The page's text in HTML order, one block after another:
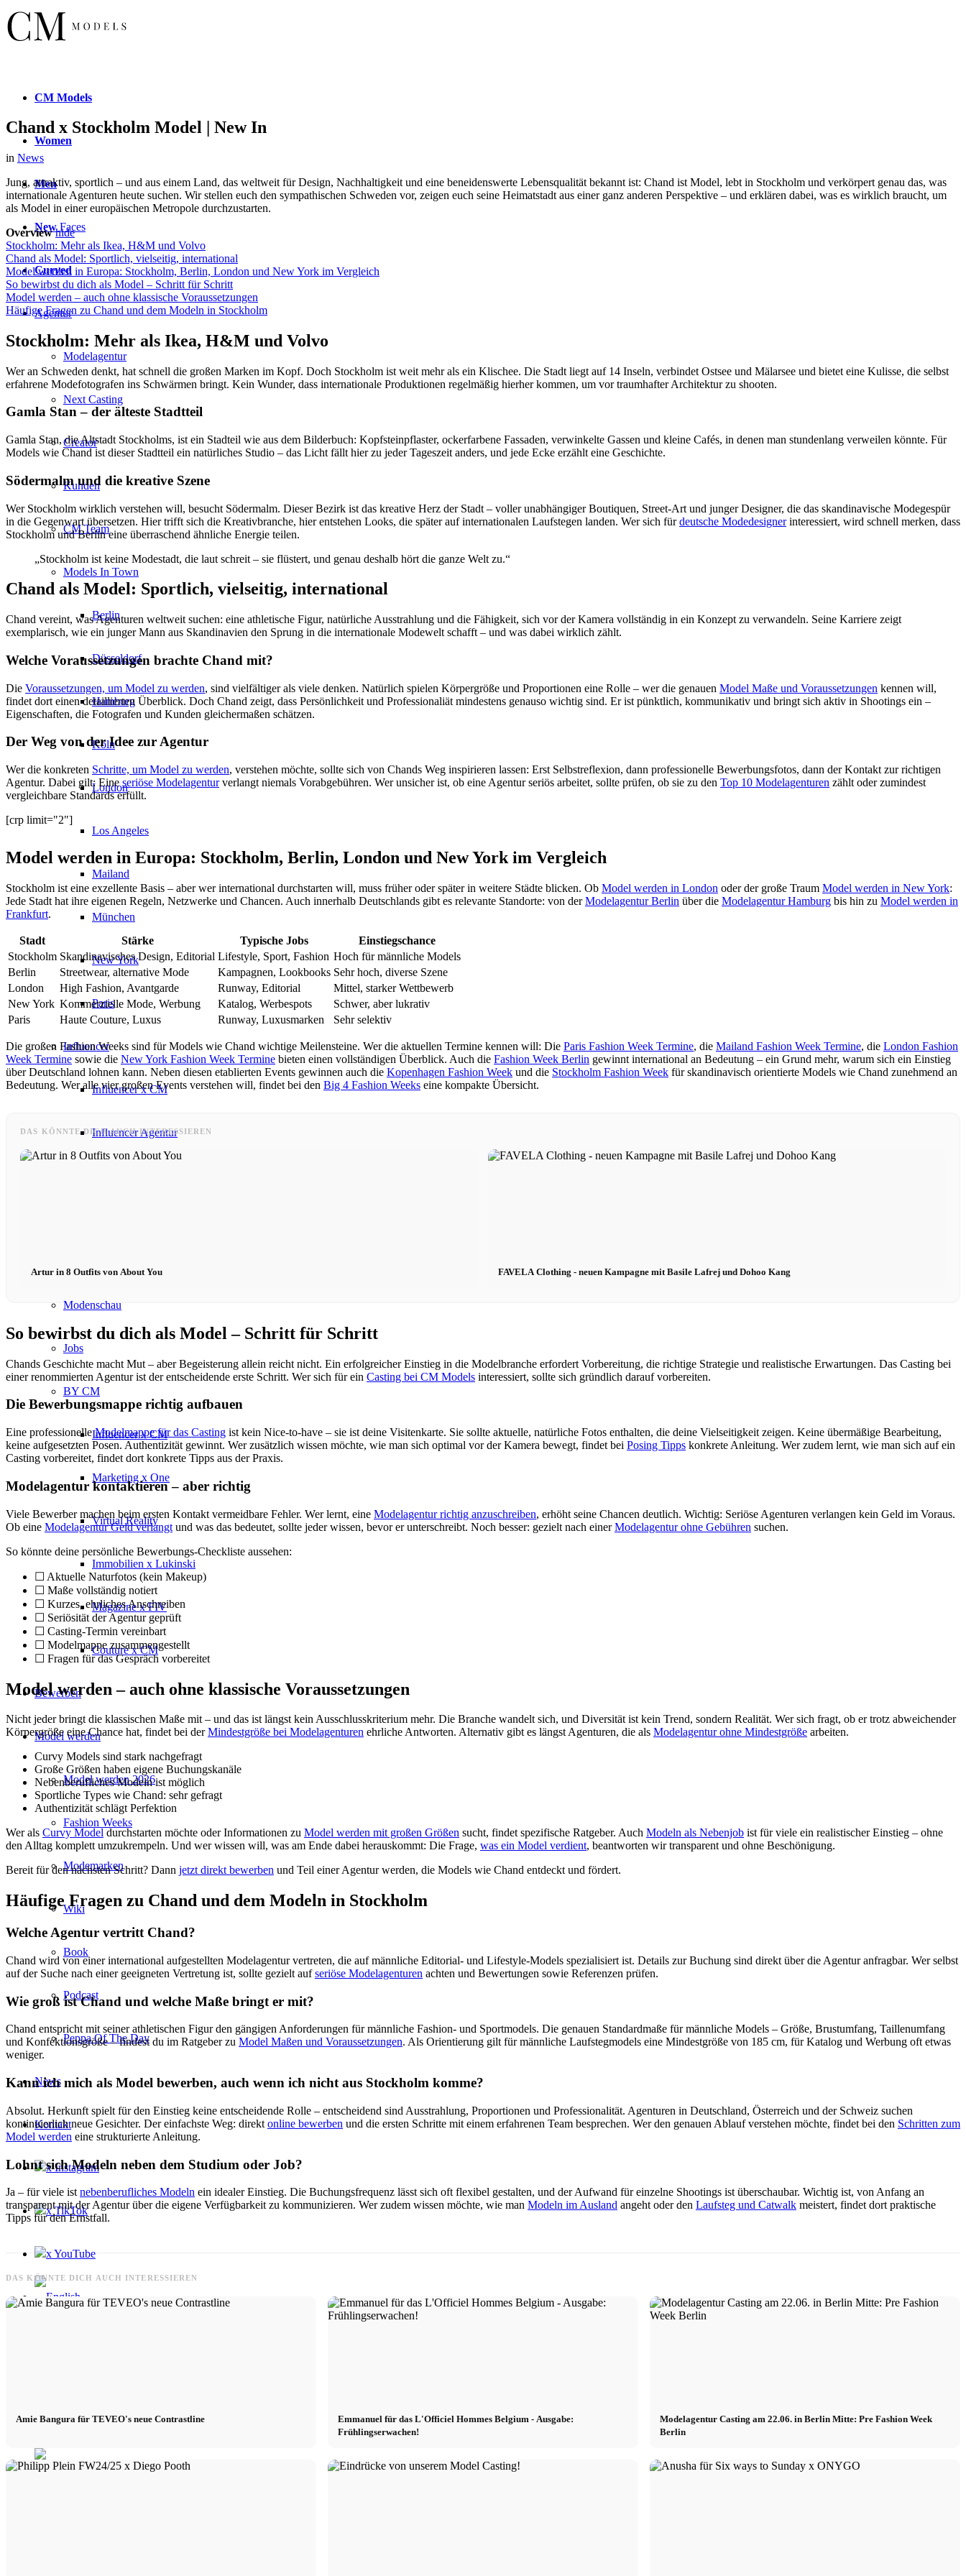
CM Models
Women
Men
NewFaces
Curved
Agentur
Modelagentur
Next Casting
Creator
Kunden
CM Team
Models In Town
Berlin
Düsseldorf
Hamburg
Köln
London
Los Angeles
Mailand
München
New York
Paris
Influencer
Influencer x CM
Influencer Agentur
Modenschau
Jobs
BY CM
Influencer x CM
Marketing x One
Virtual Reality
Immobilien x Lukinski
Magazine x FIV
Couture x CM
Bewerben
Model werden
Model werden 2026
Fashion Weeks
Modemarken
Wiki
Book
Podcast
Peppa Of The Day
News
Kontakt
x Instagram
x TikTok
x YouTube
Chand x Stockholm Model | New In
in News
Jung, attraktiv, sportlich – und aus einem Land, das weltweit für Design, Nachhaltigkeit und eine beneidenswerte Lebensqualität bekannt ist: Chand ist Model, lebt in Stockholm und verkörpert genau das, was
internationale Agenturen heute suchen. Wir stellen euch den sympathischen Schweden vor, zeigen euch seine Heimatstadt aus einer ganz anderen Perspektive – und erklären dabei, was es wirklich braucht, um
als Model in einer europäischen Metropole durchzustarten.
Overview hide
Stockholm: Mehr als Ikea, H&M und Volvo
Chand als Model: Sportlich, vielseitig, international
Model werden in Europa: Stockholm, Berlin, London und New York im Vergleich
So bewirbst du dich als Model – Schritt für Schritt
Model werden – auch ohne klassische Voraussetzungen
Häufige Fragen zu Chand und dem Modeln in Stockholm
Stockholm: Mehr als Ikea, H&M und Volvo
Wer an Schweden denkt, hat schnell die großen Marken im Kopf. Doch Stockholm ist weit mehr als ein Klischee. Die Stadt liegt auf 14 Inseln, verbindet Ostsee und Mälarsee und bietet eine Kulisse, die selbst
erfahrene Modefotografen ins Schwärmen bringt. Kein Wunder, dass internationale Produktionen regelmäßig hierher kommen, um vor traumhafter Architektur zu shooten.
Gamla Stan – der älteste Stadtteil
Gamla Stan, die Altstadt Stockholms, ist ein Stadteil wie aus dem Bilderbuch: Kopfsteinpflaster, ockerfarbene Fassaden, verwinkelte Gassen und kleine Cafés, in denen man stundenlang verweilen könnte. Für
Models wie Chand ist dieser Stadtteil ein natürliches Studio – das Licht fällt hier zu jeder Tageszeit anders, und jede Ecke erzählt eine Geschichte.
Södermalm und die kreative Szene
Wer Stockholm wirklich verstehen will, besucht Södermalm. Dieser Bezirk ist das kreative Herz der Stadt – voller unabhängiger Boutiquen, Street-Art und junger Designer, die das skandinavische Modegespür
in die Gegenwart übersetzen. Hier trifft sich die Kreativbranche, hier entstehen Looks, die später auf internationalen Laufstegen landen. Wer sich fürdeutsche Modedesignerinteressiert, wird schnell merken, dass
Stockholm und Berlin eine überraschend ähnliche Energie teilen.
„Stockholm ist keine Modestadt, die laut schreit – sie flüstert, und genau deshalb hört die ganze Welt zu.“
Chand als Model: Sportlich, vielseitig, international
Chand vereint, was Agenturen weltweit suchen: eine athletische Figur, natürliche Ausstrahlung und die Fähigkeit, sich vor der Kamera vollständig in ein Konzept zu verwandeln. Seine Karriere zeigt
exemplarisch, wie ein junger Mann aus Skandinavien den Sprung in die internationale Modewelt schafft – und was dabei wirklich zählt.
Welche Voraussetzungen brachte Chand mit?
Die Voraussetzungen, um Model zu werden, sind vielfältiger als viele denken. Natürlich spielen Körpergröße und Proportionen eine Rolle – wer die genauen Model Maße und Voraussetzungen kennen will,
findet dort einen detaillierten Überblick. Doch Chand zeigt, dass Persönlichkeit und Professionaliät mindestens genauso wichtig sind. Er ist pünktlich, kommunikativ und bringt sich aktiv in Shootings ein –
Eigenschaften, die Fotografen und Kunden gleichermaßen schätzen.
Der Weg von der Idee zur Agentur
Wer die konkreten Schritte, um Model zu werden, verstehen möchte, sollte sich von Chands Weg inspirieren lassen: Erst Selbstreflexion, dann professionelle Bewerbungsfotos, dann der Kontakt zur richtigen
Agentur. Dabei gilt: Eine seriöse Modelagenturverlangt niemals Vorabgebühren. Wer unsicher ist, ob eine Agentur seriös arbeitet, sollte prüfen, ob sie zu den Top 10 Modelagenturen zählt oder zumindest
vergleichbare Standards erfüllt.
[crp limit="2"]
Model werden in Europa: Stockholm, Berlin, London und New York im Vergleich
Stockholm ist eine exzellente Basis – aber wer international durchstarten will, muss früher oder später in weitere Städte blicken. Ob Model werden in London oder der große Traum Model werden in New York:
Jede Stadt hat ihre eigenen Regeln, Netzwerke und Chancen. Auch innerhalb Deutschlands gibt es relevante Standorte: von derModelagentur Berlin über die Modelagentur Hamburg bis hin zu Model werden in
Frankfurt.
Stadt Stärke Typische Jobs
Einstiegschance
Stockholm Skandinavisches Design, Editorial Lifestyle, Sport, Fashion Hoch für männliche Models
Berlin
Streetwear, alternative Mode Kampagnen, Lookbooks Sehr hoch, diverse Szene
London
High Fashion, Avantgarde Runway, Editorial
Mittel, starker Wettbewerb
New York Kommerzielle Mode, Werbung Katalog, Werbespots
Schwer, aber lukrativ
Paris
Haute Couture, Luxus Runway, Luxusmarken Sehr selektiv
Die großen Fashion Weeks sind für Models wie Chand wichtige Meilensteine. Wer die aktuellen Termine kennen will: Die Paris Fashion Week Termine, die Mailand Fashion Week Termine, die London Fashion
Week Termine sowie die New York Fashion Week Termine bieten einen vollständigen Überblick. Auch die Fashion Week Berlin gewinnt international an Bedeutung – ein Grund mehr, warum sich ein Einstieg
über Deutschland lohnen kann. Neben diesen etablierten Events gewinnen auch die Kopenhagen Fashion Week und die Stockholm Fashion Week für skandinavisch orientierte Models wie Chand zunehmend an
Bedeutung. Wer alle vier großen Events verstehen will, findet bei den Big 4 Fashion Weeks eine kompakte Übersicht.
DAS KÖNNTE DICH AUCH INTERESSIEREN
Artur in 8 Outfits von About You FAVELA Clothing - neuen Kampagne mit Basile Lafrej und Dohoo Kang
So bewirbst du dich als Model – Schritt für Schritt
Chands Geschichte macht Mut – aber Begeisterung allein reicht nicht. Ein erfolgreicher Einstieg in die Modelbranche erfordert Vorbereitung, die richtige Strategie und realistische Erwartungen. Das Casting bei
einer renommierten Agentur ist der entscheidende erste Schritt. Wer sich für ein Casting bei CM Models interessiert, sollte sich gründlich darauf vorbereiten.
Die Bewerbungsmappe richtig aufbauen
Eine professionelleModelmappe für das Casting ist kein Nice-to-have – sie ist deine Visitenkarte. Sie sollte aktuelle, natürliche Fotos enthalten, die deine Vielseitigkeit zeigen. Keine übermäßige Bearbeitung,
keine aufgesetzten Posen. Authentizität gewinnt. Wer zusätzlich wissen möchte, wie man sich optimal vor der Kamera bewegt, findet bei Posing Tipps konkrete Anleitung. Wer zudem lernt, wie man sich auf ein
Casting vorbereitet, findet dort konkrete Tipps aus der Praxis.
Modelagentur kontaktieren – aber richtig
Viele Bewerber machen beim ersten Kontakt vermeidbare Fehler. Wer lernt, eine Modelagentur richtig anzuschreiben, erhöht seine Chancen deutlich. Wichtig: Seriöse Agenturen verlangen kein Geld im Voraus.
Ob eine Modelagentur Geld verlangt und was das bedeutet, sollte jeder wissen, bevor er unterschreibt. Noch besser: gezielt nach einerModelagentur ohne Gebühren suchen.
So könnte deine persönliche Bewerbungs-Checkliste aussehen:
☐ Aktuelle Naturfotos (kein Makeup)
☐ Maße vollständig notiert
☐ Kurzes, ehrliches Anschreiben
☐ Seriösität der Agentur geprüft
☐ Casting-Termin vereinbart
☐ Modelmappe zusammengestellt
☐ Fragen für das Gespräch vorbereitet
Model werden – auch ohne klassische Voraussetzungen
Nicht jeder bringt die klassischen Maße mit – und das ist längst kein Ausschlusskriterium mehr. Die Branche wandelt sich, und Diversität ist kein Trend, sondern Realität. Wer sich fragt, ob er trotz abweichender
Körpergröße eine Chance hat, findet bei derMindestgröße bei Modelagenturen ehrliche Antworten. Alternativ gibt es längst Agenturen, die als Modelagentur ohne Mindestgröße arbeiten.
Curvy Models sind stark nachgefragt
Große Größen haben eigene Buchungskanäle
Nebenberufliches Modeln ist möglich
Sportliche Types wie Chand: sehr gefragt
Authentizität schlägt Perfektion
Wer als Curvy Model durchstarten möchte oder Informationen zu Model werden mit großen Größen sucht, findet spezifische Ratgeber. Auch Modeln als Nebenjob ist für viele ein realistischer Einstieg – ohne
den Alltag komplett umzukrempeln. Und wer wissen will, was am Ende dabei herauskommt: Die Frage, was ein Model verdient, beantworten wir transparent und ohne Beschönigung.
Bereit für den nächsten Schritt? Dann jetzt direkt bewerben und Teil einer Agentur werden, die Models wie Chand entdeckt und fördert.
Häufige Fragen zu Chand und dem Modeln in Stockholm
Welche Agentur vertritt Chand?
Chand wird von einer international aufgestellten Modelagentur vertreten, die auf männliche Editorial- und Lifestyle-Models spezialisiert ist. Details zur Buchung sind direkt über die Agentur anfragbar. Wer selbst
auf der Suche nach einer geeigneten Vertretung ist, sollte gezielt aufseriöse Modelagenturen achten und Bewertungen sowie Referenzen prüfen.
Wie groß ist Chand und welche Maße bringt er mit?
Chand entspricht mit seiner athletischen Figur den gängigen Anforderungen für männliche Fashion- und Sportmodels. Die genauen Standardmaße für männliche Models – Größe, Brustumfang, Taillenumfang
und Konfektionsgröße – findest du im Ratgeber zu Model Maßen und Voraussetzungen. Als Orientierung gilt für männliche Laufstegmodels eine Mindestgröße von 185 cm, für Katalog und Werbung oft etwas
weniger.
Kann ich mich als Model bewerben, auch wenn ich nicht aus Stockholm komme?
Absolut. Herkunft spielt für den Einstieg keine entscheidende Rolle – entscheidend sind Ausstrahlung, Proportionen und Professionalität. Agenturen in Deutschland, Österreich und der Schweiz suchen
kontinuierlich neue Gesichter. Der einfachste Weg: direkt online bewerben und die ersten Schritte mit einem erfahrenen Team besprechen. Wer den genauen Ablauf verstehen möchte, findet bei den Schritten zum
Model werden eine strukturierte Anleitung.
Lohnt sich Modeln neben dem Studium oder Job?
Ja – für viele ist nebenberufliches Modeln ein idealer Einstieg. Die Buchungsfrequenz lässt sich oft flexibel gestalten, und der Aufwand für einzelne Shootings ist überschaubar. Wichtig ist, von Anfang an
transparent mit der Agentur über die eigene Verfügbarkeit zu kommunizieren. Wer zudem wissen möchte, wie man Modeln im Ausland angeht oder den Laufsteg und Catwalk meistert, findet dort praktische
Tipps für den Ernstfall.
DAS KÖNNTE DICH AUCH INTERESSIEREN
Amie Bangura für TEVEO's neue Contrastline
Emmanuel für das L'Officiel Hommes Belgium - Ausgabe:
Frühlingserwachen!
Modelagentur Casting am 22.06. in Berlin Mitte: Pre Fashion Week
Berlin